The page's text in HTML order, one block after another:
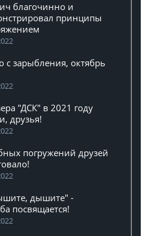
благочинно и
принципы
с зарыбления, октябрь
"ДСК" в 2021 году
друзья!
погружений друзей
дышите" -
посвящается!